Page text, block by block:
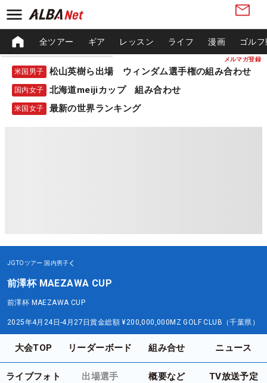
メルマガ登録
全ツアー ギア レッスン ライフ 漫画 ゴル
米国男子 松山英樹ら出場 ウィンダム選手権の組み合わせ
国内女子 北海道meijiカップ 組み合わせ
米国女子 最新の世界ランキング
JGTOツアー 国内男子
前澤杯 MAEZAWA CUP
前澤杯 MAEZAWA CUP
2025年4月24日-4月27日賞金総額 ¥200,000,000 MZ GOLF CLUB（千葉県）
大会TOP リーダーボード 組み合せ ニュース
ライブフォト 出場選手 概要など TV放送予定